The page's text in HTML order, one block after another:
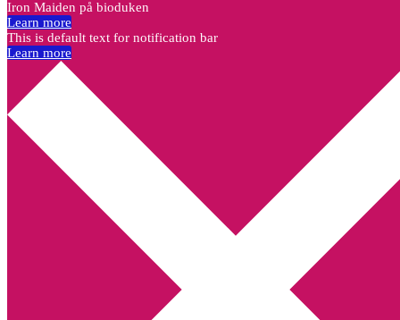
Iron Maiden på bioduken
Learn more
This is default text for notification bar
Learn more